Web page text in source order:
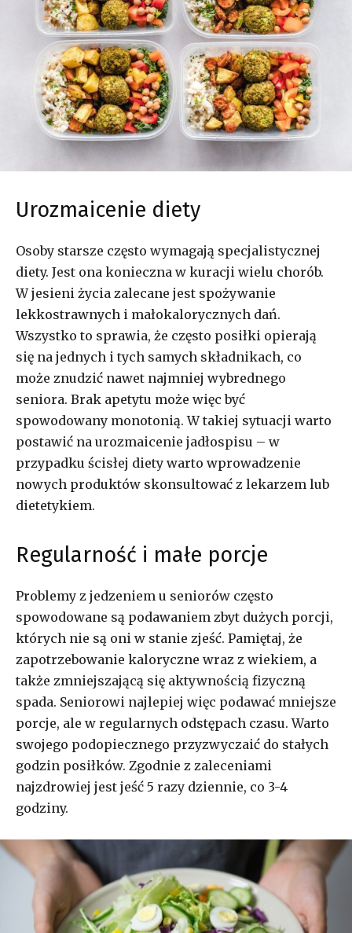
Urozmaicenie diety
Osoby starsze często wymagają specjalistycznej
diety. Jest ona konieczna w kuracji wielu chorób.
W jesieni życia zalecane jest spożywanie
lekkostrawnych i małokalorycznych dań.
Wszystko to sprawia, że często posiłki opierają
się na jednych i tych samych składnikach, co
może znudzić nawet najmniej wybrednego
seniora. Brak apetytu może więc być
spowodowany monotonią. W takiej sytuacji warto
postawić na urozmaicenie jadłospisu – w
przypadku ścisłej diety warto wprowadzenie
nowych produktów skonsultować z lekarzem lub
dietetykiem.
Regularność i małe porcje
Problemy z jedzeniem u seniorów często
spowodowane są podawaniem zbyt dużych porcji,
których nie są oni w stanie zjeść. Pamiętaj, że
zapotrzebowanie kaloryczne wraz z wiekiem, a
także zmniejszającą się aktywnością fizyczną
spada. Seniorowi najlepiej więc podawać mniejsze
porcje, ale w regularnych odstępach czasu. Warto
swojego podopiecznego przyzwyczaić do stałych
godzin posiłków. Zgodnie z zaleceniami
najzdrowiej jest jeść 5 razy dziennie, co 3-4
godziny.